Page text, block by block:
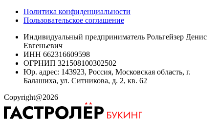
Политика конфиденциальности
Пользовательское соглашение
Индивидуальный предприниматель Рольгейзер Денис
Евгеньевич
ИНН 662316609598
ОГРНИП 321508100302502
Юр. адрес: 143923, Россия, Московская область, г.
Балашиха, ул. Ситникова, д. 2, кв. 62
Copyright@2026